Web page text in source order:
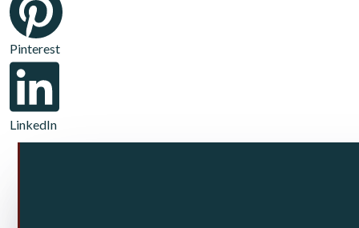
Pinterest
LinkedIn